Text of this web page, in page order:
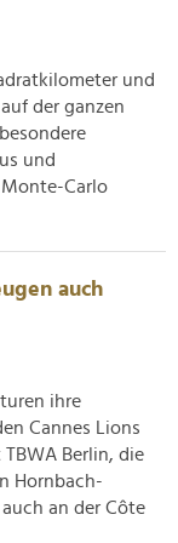
und
der ganzen
und
Carlo
auch
ihre
Cannes Lions
Berlin, die
Hornbach-
an der Côte